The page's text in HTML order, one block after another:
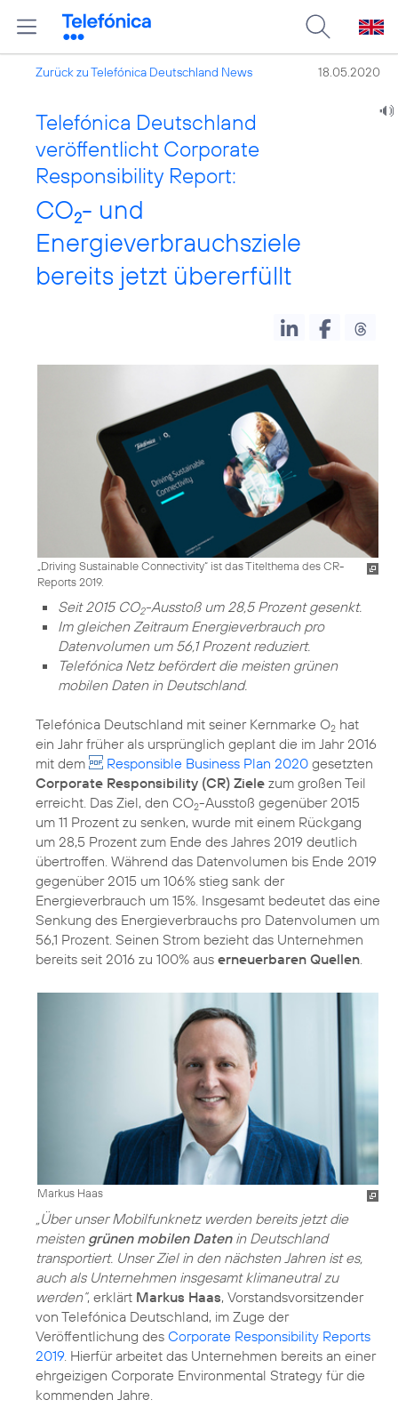
Zurück zu Telefónica Deutschland News 18.05.2020
Telefónica Deutschland
veröffentlicht Corporate
Responsibility Report:
CO2- und
Energieverbrauchsziele
bereits jetzt übererfüllt
„Driving Sustainable Connectivity“ ist das Titelthema des CR-
Reports 2019.
Seit 2015 CO2-Ausstoß um 28,5 Prozent gesenkt.
Im gleichen Zeitraum Energieverbrauch pro
Datenvolumen um 56,1 Prozent reduziert.
Telefónica Netz befördert die meisten grünen
mobilen Daten in Deutschland.
Telefónica Deutschland mit seiner Kernmarke O2 hat
ein Jahr früher als ursprünglich geplant die im Jahr 2016
mit dem
Responsible Business Plan 2020 gesetzten
Corporate Responsibility (CR) Ziele zum großen Teil
erreicht. Das Ziel, den CO2-Ausstoß gegenüber 2015
um 11 Prozent zu senken, wurde mit einem Rückgang
um 28,5 Prozent zum Ende des Jahres 2019 deutlich
übertroffen. Während das Datenvolumen bis Ende 2019
gegenüber 2015 um 106% stieg sank der
Energieverbrauch um 15%. Insgesamt bedeutet das eine
Senkung des Energieverbrauchs pro Datenvolumen um
56,1 Prozent. Seinen Strom bezieht das Unternehmen
bereits seit 2016 zu 100% aus erneuerbaren Quellen
Markus Haas
„Über unser Mobilfunknetz werden bereits jetzt die
meisten grünen mobilen Datenin Deutschland
transportiert. Unser Ziel in den nächsten Jahren ist es,
auch als Unternehmen insgesamt klimaneutral zu
werden“, erklärt Markus Haas, Vorstandsvorsitzender
von Telefónica Deutschland, im Zuge der
Veröffentlichung des Corporate Responsibility Reports
2019. Hierfür arbeitet das Unternehmen bereits an einer
ehrgeizigen Corporate Environmental Strategy für die
kommenden Jahre.